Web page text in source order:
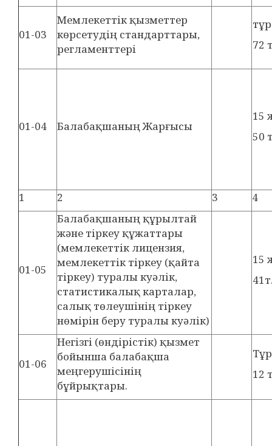
01-03
Мемлекеттік қызметтер
көрсетудің стандарттары,
регламенттері
72
01-04 Балабақшаның Жарғысы
15
50
1 2 3 4
01-05
Балабақшаның құрылтай
және тіркеу құжаттары
(мемлекеттік лицензия,
мемлекеттік тіркеу (қайта
тіркеу) туралы куәлік,
статистикалық карталар,
салық төлеушінің тіркеу
нөмірін беру туралы куәлік)
15
01-06
Негізгі (өндірістік) қызмет
бойынша балабақша
меңгерушісінің
бұйрықтары.
12